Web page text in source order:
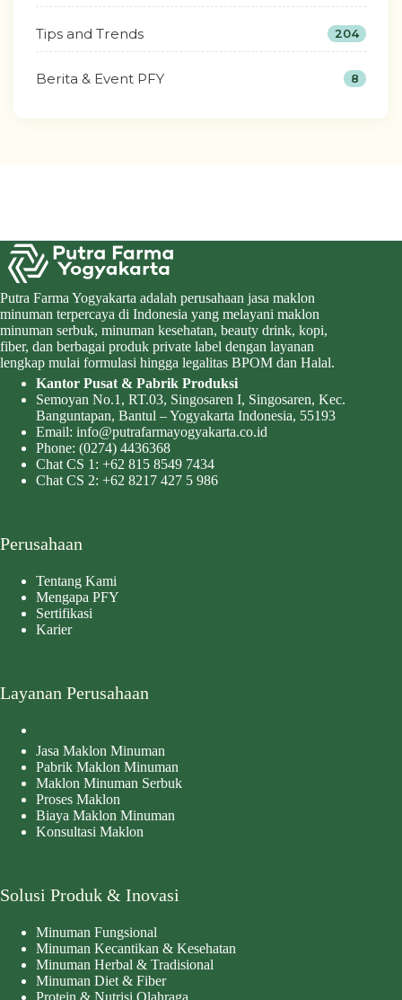
Tips and Trends 204
Berita & Event PFY 8
Putra Farma Yogyakarta adalah perusahaan jasa maklon
minuman terpercaya di Indonesia yang melayani maklon
minuman serbuk, minuman kesehatan, beauty drink, kopi,
fiber, dan berbagai produk private label dengan layanan
lengkap mulai formulasi hingga legalitas BPOM dan Halal.
Kantor Pusat & Pabrik Produksi
Semoyan No.1, RT.03, Singosaren I, Singosaren, Kec.
Banguntapan, Bantul – Yogyakarta Indonesia, 55193
Email: info@putrafarmayogyakarta.co.id
Phone: (0274) 4436368
Chat CS 1: +62 815 8549 7434
Chat CS 2: +62 8217 427 5 986
Perusahaan
Tentang Kami
Mengapa PFY
Sertifikasi
Karier
Layanan Perusahaan
Jasa Maklon Minuman
Pabrik Maklon Minuman
Maklon Minuman Serbuk
Proses Maklon
Biaya Maklon Minuman
Konsultasi Maklon
Solusi Produk & Inovasi
Minuman Fungsional
Minuman Kecantikan & Kesehatan
Minuman Herbal & Tradisional
Minuman Diet & Fiber
Protein & Nutrisi Olahraga